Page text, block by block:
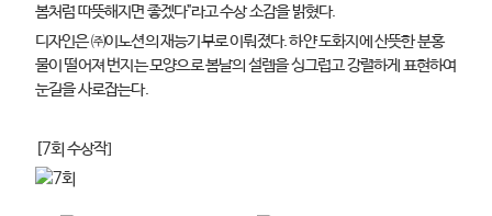
봄처럼 따뜻해지면 좋겠다"라고 수상 소감을 밝혔다.
디자인은 ㈜이노션의 재능기부로 이뤄졌다. 하얀 도화지에 산뜻한 분홍
물이 떨어져 번지는 모양으로 봄날의 설렘을 싱그럽고 강렬하게 표현하여
눈길을 사로잡는다.
[7회 수상작]